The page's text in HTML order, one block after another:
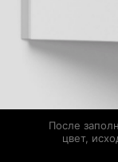
После
цвет,